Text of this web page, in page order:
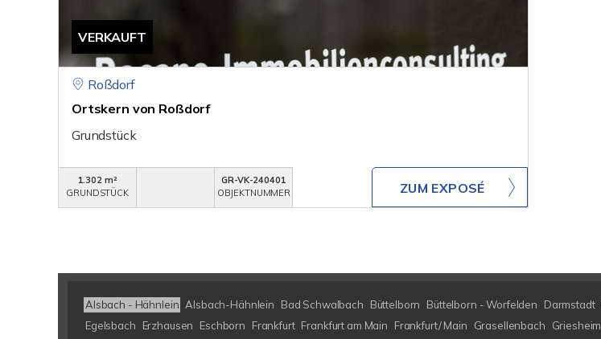
VERKAUFT
Roßdorf
Ortskern von Roßdorf
Grundstück
1.302 m²
GRUNDSTÜCK
GR-VK-240401
OBJEKTNUMMER
ZUM EXPOSÉ
Alsbach - Hähnlein Alsbach-Hähnlein Bad Schwalbach Büttelborn Büttelborn - Worfelden Darmstadt
Egelsbach
Erzhausen Eschborn Frankfurt Frankfurt am Main Frankfurt/ Main Grasellenbach Griesheim